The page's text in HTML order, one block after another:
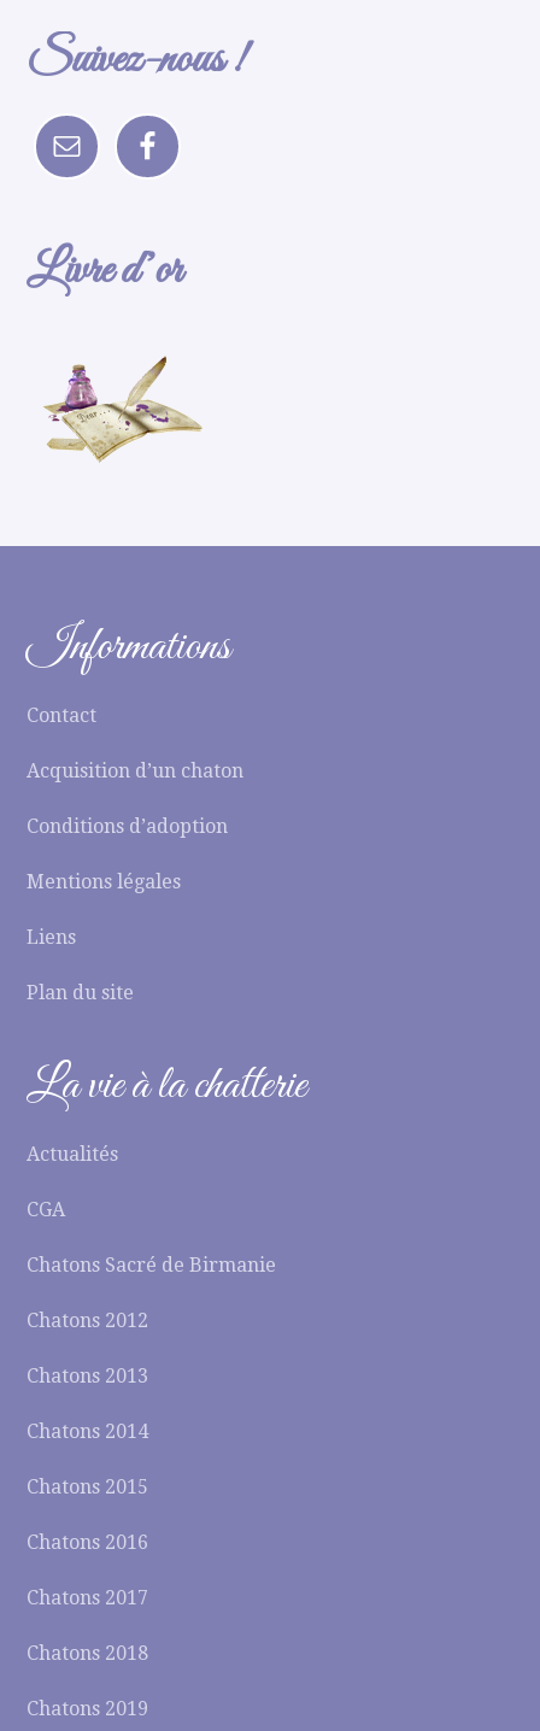
Suivez-nous !
Livre d’or
Informations
Contact
Acquisition d’un chaton
Conditions d’adoption
Mentions légales
Liens
Plan du site
La vie à la chatterie
Actualités
CGA
Chatons Sacré de Birmanie
Chatons 2012
Chatons 2013
Chatons 2014
Chatons 2015
Chatons 2016
Chatons 2017
Chatons 2018
Chatons 2019